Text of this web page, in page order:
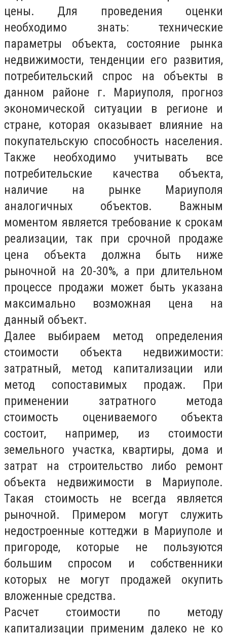
цены. Для проведения оценки
необходимо знать: технические
параметры объекта, состояние рынка
недвижимости, тенденции его развития,
потребительский спрос на объекты в
данном районе г. Мариуполя, прогноз
экономической ситуации в регионе и
стране, которая оказывает влияние на
покупательскую способность населения.
Также необходимо учитывать все
потребительские качества объекта,
наличие на рынке Мариуполя
аналогичных объектов. Важным
моментом является требование к срокам
реализации, так при срочной продаже
цена объекта должна быть ниже
рыночной на 20-30%, а при длительном
процессе продажи может быть указана
максимально возможная цена на
данный объект.
Далее выбираем метод определения
стоимости объекта недвижимости:
затратный, метод капитализации или
метод сопоставимых продаж. При
применении затратного метода
стоимость оцениваемого объекта
состоит, например, из стоимости
земельного участка, квартиры, дома и
затрат на строительство либо ремонт
объекта недвижимости в Мариуполе.
Такая стоимость не всегда является
рыночной. Примером могут служить
недостроенные коттеджи в Мариуполе и
пригороде, которые не пользуются
большим спросом и собственники
которых не могут продажей окупить
вложенные средства.
Расчет стоимости по методу
капитализации применим далеко не ко